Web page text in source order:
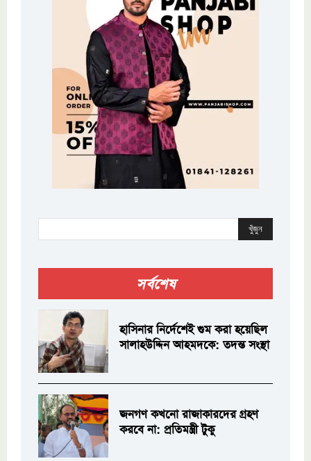
খুঁজুন
সর্বশেষ
হাসিনার নির্দেশেই গুম করা হয়েছিল
সালাহউদ্দিন আহমদকে: তদন্ত সংস্থা
জনগণ কখনো রাজাকারদের গ্রহণ
করবে না: প্রতিমন্ত্রী টুকু